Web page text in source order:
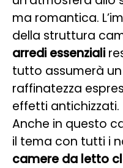
ma romantica.
della struttura
arredi essenziali
tutto assumerà
raffinatezza
effetti antichizzati.
Anche in questo
il tema con tutti i
camere da letto